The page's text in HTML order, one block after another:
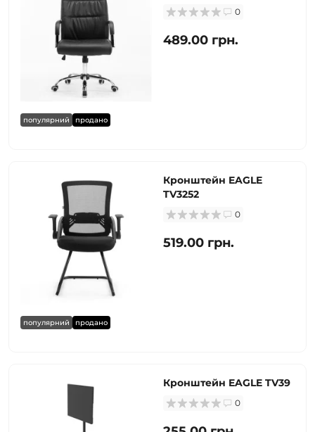
популярний продано
0
489.00 грн.
популярний продано
Кронштейн EAGLE
TV3252
0
519.00 грн.
Кронштейн EAGLE TV39
0